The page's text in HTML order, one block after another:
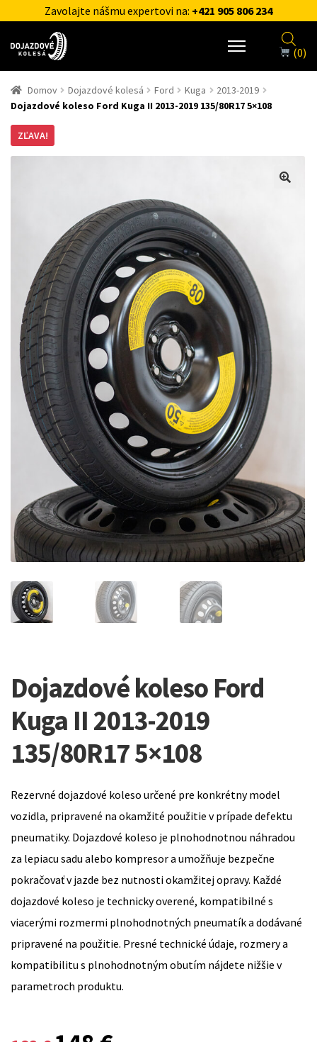
Zavolajte nášmu expertovi na: +421 905 806 234
(0)
Domov Dojazdové kolesá Ford Kuga
2013-2019
Dojazdové koleso Ford Kuga II 2013-2019 135/80R17 5×108
ZĽAVA!
Dojazdové koleso Ford
Kuga II 2013-2019
135/80R17 5×108
Rezervné dojazdové koleso určené pre konkrétny model
vozidla, pripravené na okamžité použitie v prípade defektu
pneumatiky. Dojazdové koleso je plnohodnotnou náhradou
za lepiacu sadu alebo kompresor a umožňuje bezpečne
pokračovať v jazde bez nutnosti okamžitej opravy. Každé
dojazdové koleso je technicky overené, kompatibilné s
viacerými rozmermi plnohodnotných pneumatík a dodávané
pripravené na použitie. Presné technické údaje, rozmery a
kompatibilitu s plnohodnotným obutím nájdete nižšie v
parametroch produktu.
Original